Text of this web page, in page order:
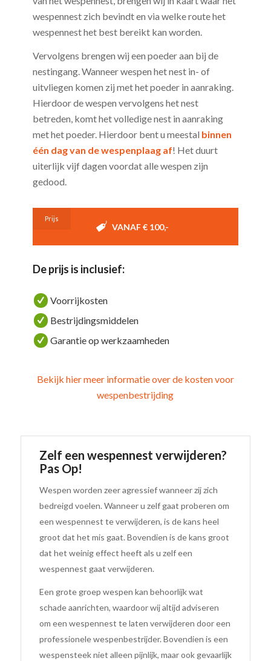
wespennest zich bevindt en via welke route het
wespennest het best bereikt kan worden.
Vervolgens brengen wij een poeder aan bij de
nestingang. Wanneer wespen het nest in- of
uitvliegen komen zij met het poeder in aanraking.
Hierdoor de wespen vervolgens het nest
betreden, komt het volledige nest in aanraking
met het poeder. Hierdoor bent u meestal binnen
één dag van de wespenplaag af! Het duurt
uiterlijk vijf dagen voordat alle wespen zijn
gedood.
Prijs
VANAF € 100,-
De prijs is inclusief:
Voorrijkosten
Bestrijdingsmiddelen
Garantie op werkzaamheden
Bekijk hier meer informatie over de kosten voor
wespenbestrijding
Zelf een wespennest verwijderen?
Pas Op!
Wespen worden zeer agressief wanneer zij zich
bedreigd voelen. Wanneer u zelf gaat proberen om
een wespennest te verwijderen, is de kans heel
groot dat het mis gaat. Bovendien is de kans groot
dat het weinig effect heeft als u zelf een
wespennest gaat verwijderen.
Een grote groep wespen kan behoorlijk wat
schade aanrichten, waardoor wij altijd adviseren
om een wespennest te laten verwijderen door een
professionele wespenbestrijder. Bovendien is een
wespensteek niet alleen pijnlijk, maar ook gevaarlijk